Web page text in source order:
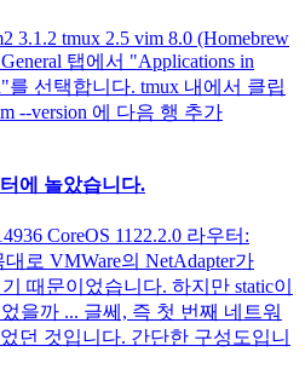
3.1.2 tmux 2.5 vim 8.0 (Homebrew
탭에서 "Applications in
를 선택합니다. tmux 내에서 클립
--version 에 다음 행 추가
에 놀았습니다.
CoreOS 1122.2.0 라우터:
로 VMWare의 NetAdapter가
때문이었습니다. 하지만 static이
을까 ... 글쎄, 즉 첫 번째 네트워
던 것입니다. 간단한 구성도입니